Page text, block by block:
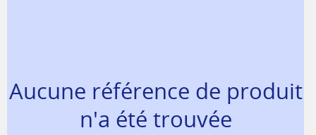
Aucune référence de produit
n'a été trouvée